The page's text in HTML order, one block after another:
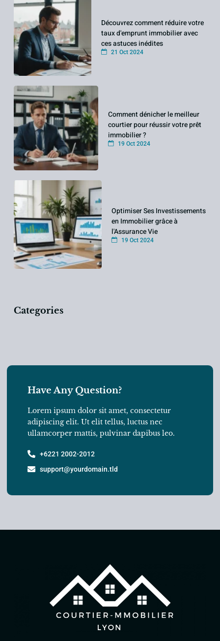
Découvrez comment réduire votre
taux d'emprunt immobilier avec
ces astuces inédites
21 Oct 2024
Comment dénicher le meilleur
courtier pour réussir votre prêt
immobilier ?
19 Oct 2024
Optimiser Ses Investissements
en Immobilier grâce à
l'Assurance Vie
19 Oct 2024
Categories
Have Any Question?
Lorem ipsum dolor sit amet, consectetur
adipiscing elit. Ut elit tellus, luctus nec
ullamcorper mattis, pulvinar dapibus leo.
+6221 2002-2012
support@yourdomain.tld